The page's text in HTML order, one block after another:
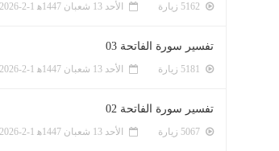
الأحد 13 شعبان 1447ﻫ 1-2-2026م
تفسير سورة الفاتحة 03
الأحد 13 شعبان 1447ﻫ 1-2-2026م
تفسير سورة الفاتحة 02
الأحد 13 شعبان 1447ﻫ 1-2-2026م